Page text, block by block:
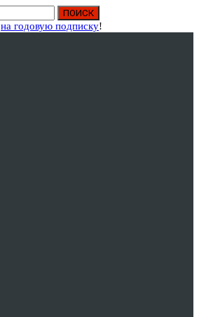
на годовую подписку!